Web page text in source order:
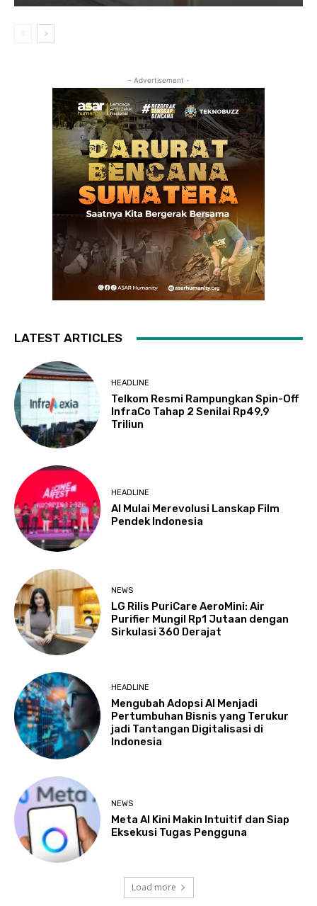
- Advertisement -
LATEST ARTICLES
HEADLINE
Telkom Resmi Rampungkan Spin-Off
InfraCo Tahap 2 Senilai Rp49,9
Triliun
HEADLINE
AI Mulai Merevolusi Lanskap Film
Pendek Indonesia
NEWS
LG Rilis PuriCare AeroMini: Air
Purifier Mungil Rp1 Jutaan dengan
Sirkulasi 360 Derajat
HEADLINE
Mengubah Adopsi AI Menjadi
Pertumbuhan Bisnis yang Terukur
jadi Tantangan Digitalisasi di
Indonesia
NEWS
Meta AI Kini Makin Intuitif dan Siap
Eksekusi Tugas Pengguna
Load more